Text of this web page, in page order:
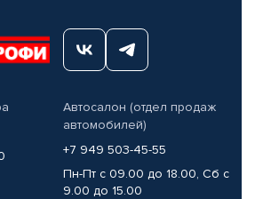
Автосалон (отдел продаж
автомобилей)
+7 949 503-45-55
Пн-Пт с 09.00 до 18.00, Сб с
9.00 до 15.00